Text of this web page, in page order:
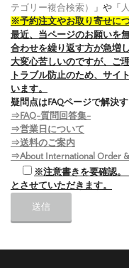
テゴリー複合検索）
」や「
※予約注文やお取り寄せに
最近、当ページのお願いを
合わせを繰り返す方が急増
大変心苦しいのですが、ご
トラブル防止のため、サイ
います。
疑問点はFAQページで解決
⇒FAQ-質問回答集-
⇒営業日について
⇒送料のご案内
⇒About International Order
※注意書きを要確認。
とさせていただきます。